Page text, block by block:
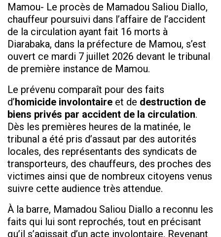
Mamou- Le procès de Mamadou Saliou Diallo,
chauffeur poursuivi dans l’affaire de l’accident
de la circulation ayant fait 16 morts à
Diarabaka, dans la préfecture de Mamou, s’est
ouvert ce mardi 7 juillet 2026 devant le tribunal
de première instance de Mamou.
Le prévenu comparaît pour des faits
d’homicide involontaire et de destruction de
biens privés par accident de la circulation.
Dès les premières heures de la matinée, le
tribunal a été pris d’assaut par des autorités
locales, des représentants des syndicats de
transporteurs, des chauffeurs, des proches des
victimes ainsi que de nombreux citoyens venus
suivre cette audience très attendue.
À la barre, Mamadou Saliou Diallo a reconnu les
faits qui lui sont reprochés, tout en précisant
qu’il s’agissait d’un acte involontaire. Revenant